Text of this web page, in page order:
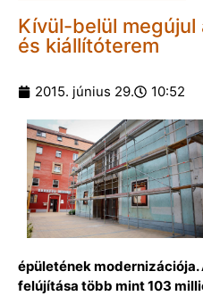
Kívül-belül
és kiállítóterem
2015. június 29. 10:52
épületének
felújítása több mint 103